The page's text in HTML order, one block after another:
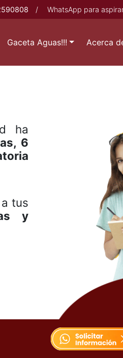
/ WhatsApp para
Gaceta Aguas!!! Acerca
ha
6
tus
y